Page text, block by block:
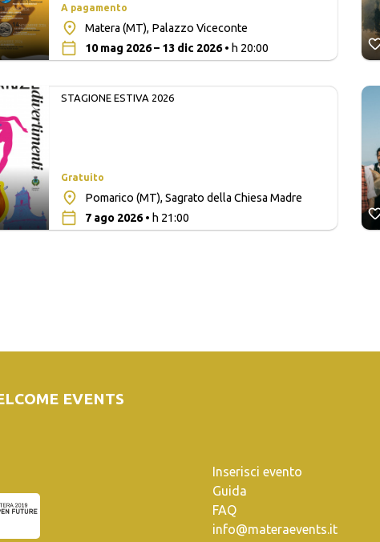
A pagamento
Matera (MT), Palazzo Viceconte
10 mag 2026 – 13 dic 2026• h 20:00
STAGIONE ESTIVA 2026
Gratuito
Pomarico (MT), Sagrato della Chiesa Madre
7 ago 2026• h 21:00
EVENTS
Inserisci evento
Guida
FAQ
info@materaevents.it